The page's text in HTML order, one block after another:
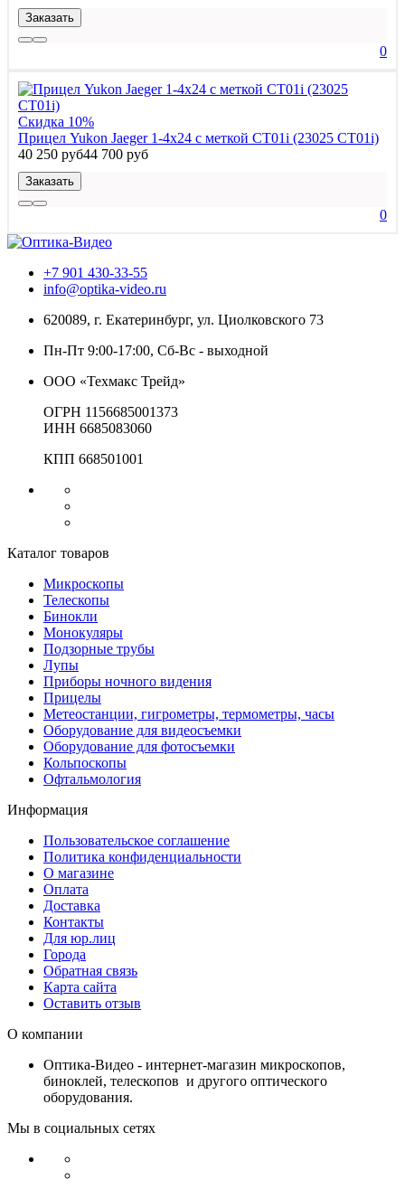
Заказать
0
Скидка 10%
Прицел Yukon Jaeger 1-4x24 с меткой CT01i (23025 CT01i)
40 250 руб44 700 руб
Заказать
0
+7 901 430-33-55
info@optika-video.ru
620089, г. Екатеринбург, ул. Циолковского 73
Пн-Пт 9:00-17:00, Сб-Вс - выходной
ООО «Техмакс Трейд»
ОГРН 1156685001373
ИНН 6685083060
КПП 668501001
Каталог товаров
Микроскопы
Телескопы
Бинокли
Монокуляры
Подзорные трубы
Лупы
Приборы ночного видения
Прицелы
Метеостанции, гигрометры, термометры, часы
Оборудование для видеосъемки
Оборудование для фотосъемки
Кольпоскопы
Офтальмология
Информация
Пользовательское соглашение
Политика конфиденциальности
О магазине
Оплата
Доставка
Контакты
Для юр.лиц
Города
Обратная связь
Карта сайта
Оставить отзыв
О компании
Оптика-Видео - интернет-магазин микроскопов,
биноклей, телескопов и другого оптического
оборудования.
Мы в социальных сетях